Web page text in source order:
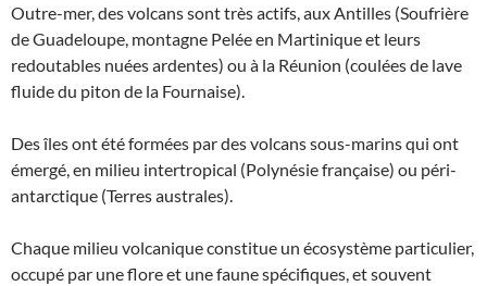
Outre-mer, des volcans sont très actifs, aux Antilles (Soufrière
de Guadeloupe, montagne Pelée en Martinique et leurs
redoutables nuées ardentes) ou à la Réunion (coulées de lave
fluide du piton de la Fournaise).
Des îles ont été formées par des volcans sous-marins qui ont
émergé, en milieu intertropical (Polynésie française) ou péri-
antarctique (Terres australes).
Chaque milieu volcanique constitue un écosystème particulier,
occupé par une flore et une faune spécifiques, et souvent